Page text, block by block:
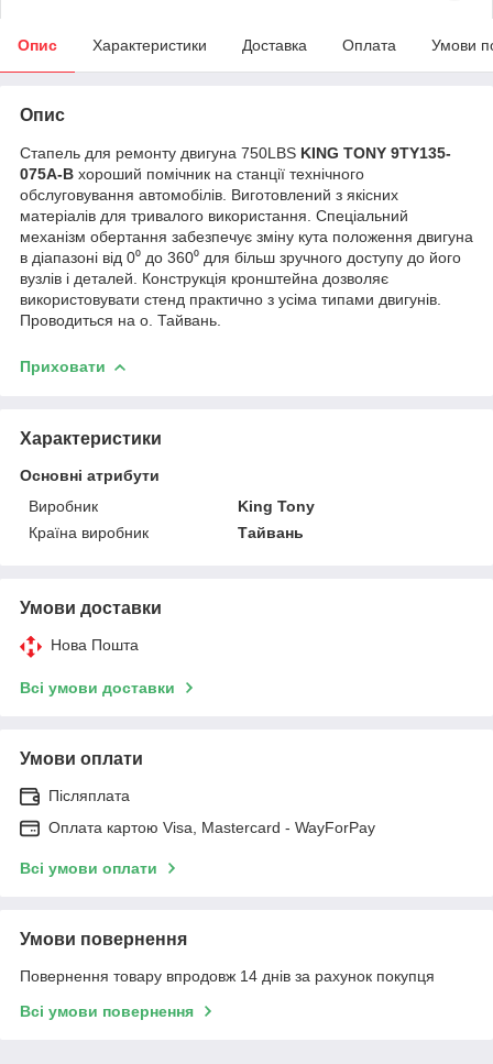
Опис Характеристики Доставка Оплата Умови
Опис
Стапель для ремонту двигуна 750LBS KING TONY 9TY135-
075A-B хороший помічник на станції технічного
обслуговування автомобілів. Виготовлений з якісних
матеріалів для тривалого використання. Спеціальний
механізм обертання забезпечує зміну кута положення двигуна
в діапазоні від 0⁰ до 360⁰ для більш зручного доступу до його
вузлів і деталей. Конструкція кронштейна дозволяє
використовувати стенд практично з усіма типами двигунів.
Проводиться на о. Тайвань.
Приховати
Характеристики
Основні атрибути
Виробник
King Tony
Країна виробник
Тайвань
Умови доставки
Нова Пошта
Всі умови доставки
Умови оплати
Післяплата
Оплата картою Visa, Mastercard - WayForPay
Всі умови оплати
Умови повернення
Повернення товару впродовж 14 днів за рахунок покупця
Всі умови повернення